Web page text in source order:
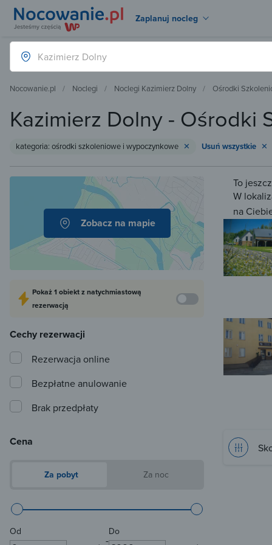
Zaplanuj nocleg
Nocowanie.pl Noclegi Noclegi Kazimierz Dolny Ośrodki
Kazimierz Dolny -
kategoria: ośrodki szkoleniowe i wypoczynkowe Usuń wszystkie
To
W
na
Zobacz na mapie
Pokaż1 obiektz natychmiastową
rezerwacją
Cechy rezerwacji
Rezerwacja online
Bezpłatne anulowanie
Brak przedpłaty
Cena
Za pobyt Za noc
Od
-
Do